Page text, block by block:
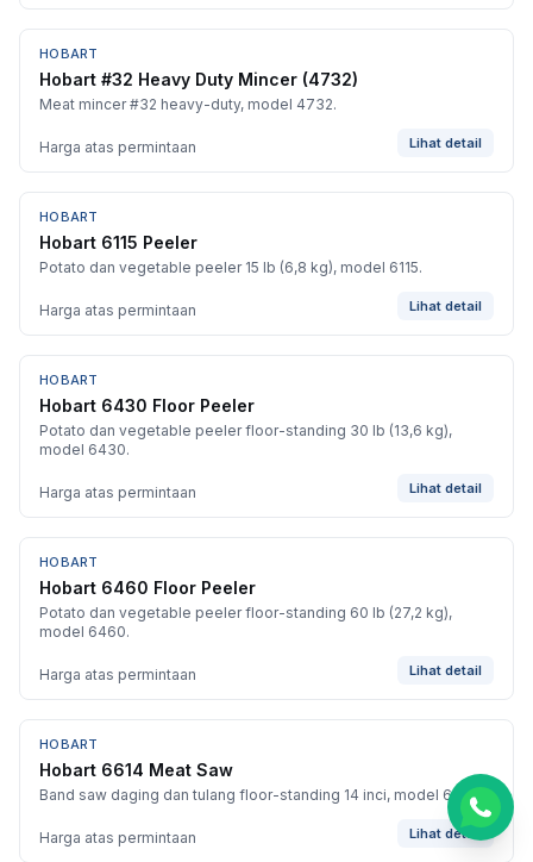
BARU
HOBART
Hobart #32 Heavy Duty Mincer (4732)
Meat mincer #32 heavy-duty, model 4732.
Harga atas permintaan Lihat detail
BARU
HOBART
Hobart 6115 Peeler
Potato dan vegetable peeler 15 lb (6,8 kg), model 6115.
Harga atas permintaan Lihat detail
BARU
HOBART
Hobart 6430 Floor Peeler
Potato dan vegetable peeler floor-standing 30 lb (13,6 kg),
model 6430.
Harga atas permintaan Lihat detail
BARU
HOBART
Hobart 6460 Floor Peeler
Potato dan vegetable peeler floor-standing 60 lb (27,2 kg),
model 6460.
Harga atas permintaan Lihat detail
BARU
HOBART
Hobart 6614 Meat Saw
Band saw daging dan tulang floor-standing 14 inci, model 6614.
Harga atas permintaan Lihat detail
Customer Service
Customer Service GASTRO siap membantu
sesuai kebutuhan Anda.
Tim biasanya membalas dalam beberapa menit.
CS - Service Gastro
Layanan khusus service
CS - Sparepart Gastro
Konsultasi dan pembelian sparepart